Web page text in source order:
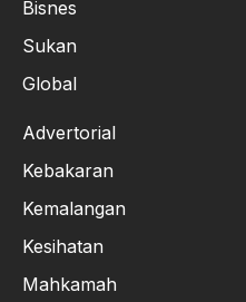
Bisnes
Sukan
Global
Advertorial
Kebakaran
Kemalangan
Kesihatan
Mahkamah